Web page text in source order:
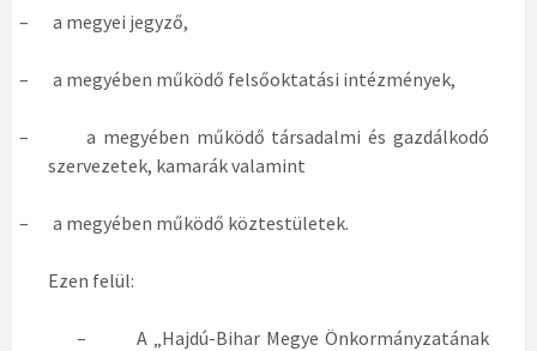
– a megyei jegyző,
– a megyében működő felsőoktatási intézmények,
–
a megyében működő társadalmi és gazdálkodó
szervezetek, kamarák valamint
– a megyében működő köztestületek.
Ezen felül:
–
A „Hajdú-Bihar Megye Önkormányzatának